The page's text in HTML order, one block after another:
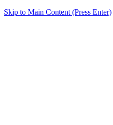
Skip to Main Content (Press Enter)